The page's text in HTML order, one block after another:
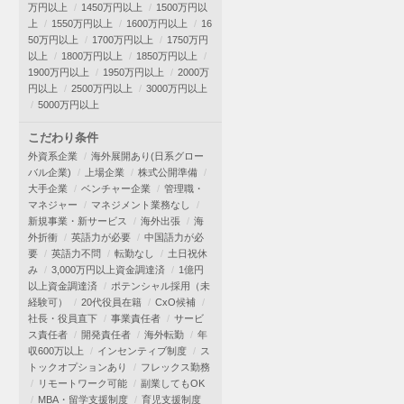
万円以上 1450万円以上
1500万円以
上
1550万円以上 1600万円以上
16
50万円以上
1700万円以上
1750万円
以上
1800万円以上
1850万円以上
1900万円以上
1950万円以上
2000万
円以上
2500万円以上
3000万円以上
5000万円以上
こだわり条件
外資系企業
海外展開あり(日系グロー
バル企業)
上場企業
株式公開準備
大手企業
ベンチャー企業
管理職・
マネジャー
マネジメント業務なし
新規事業・新サービス
海外出張
海
外折衝
英語力が必要
中国語力が必
要
英語力不問 転勤なし
土日祝休
み
3,000万円以上資金調達済
1億円
以上資金調達済
ポテンシャル採用（未
経験可）
20代役員在籍
CxO候補
社長・役員直下
事業責任者
サービ
ス責任者
開発責任者 海外転勤
年
収600万以上
インセンティブ制度
ス
トックオプションあり
フレックス勤務
リモートワーク可能
副業してもOK
MBA・留学支援制度
育児支援制度